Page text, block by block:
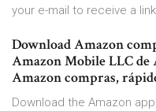
your e-mail to receive a
Download Amazon
Amazon Mobile LLC
Amazon compras,
Download the Amazon